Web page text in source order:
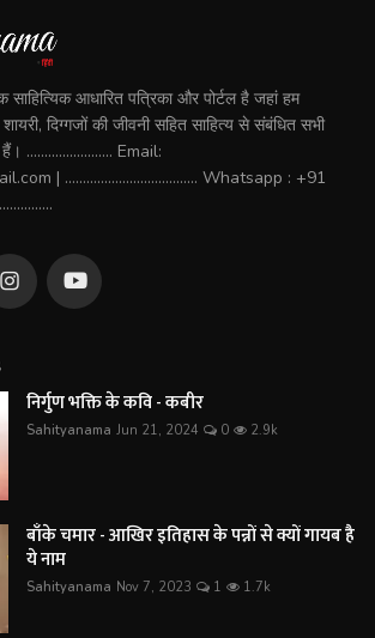
आधारित पत्रिका और पोर्टल है जहां हम
दिग्गजों की जीवनी सहित साहित्य से संबंधित सभी
........................ Email:
| ..................................... Whatsapp : +91
निर्गुण भक्ति के कवि - कबीर
Sahityanama Jun 21, 2024 0 2.9k
बाँके चमार - आखिर इतिहास के पन्नों से क्यों गायब है
ये नाम
Sahityanama Nov 7, 2023 1 1.7k